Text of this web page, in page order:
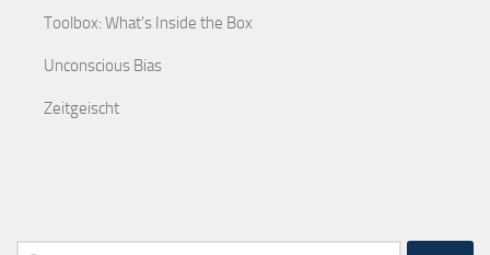
Toolbox: What's Inside the Box
Unconscious Bias
Zeitgeischt